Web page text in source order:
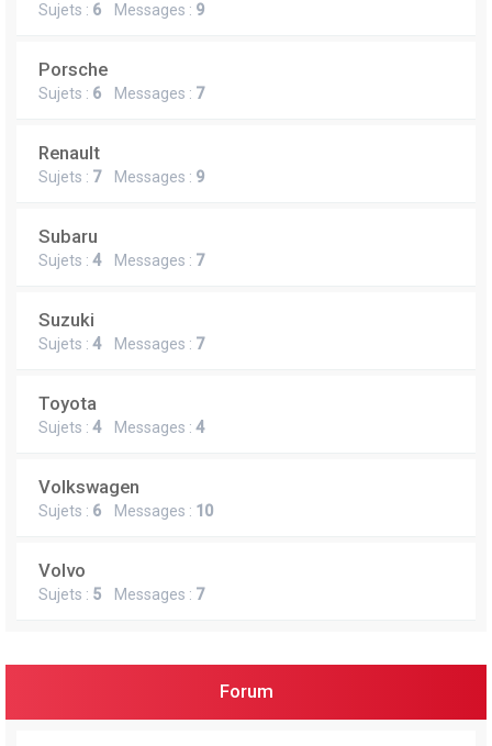
Sujets : 6 Messages : 9
Porsche
Sujets : 6 Messages : 7
Renault
Sujets : 7Messages : 9
Subaru
Sujets : 4Messages : 7
Suzuki
Sujets : 4Messages : 7
Toyota
Sujets : 4Messages : 4
Volkswagen
Sujets : 6 Messages : 10
Volvo
Sujets : 5 Messages : 7
Forum